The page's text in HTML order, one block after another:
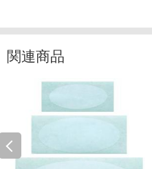
関連商品